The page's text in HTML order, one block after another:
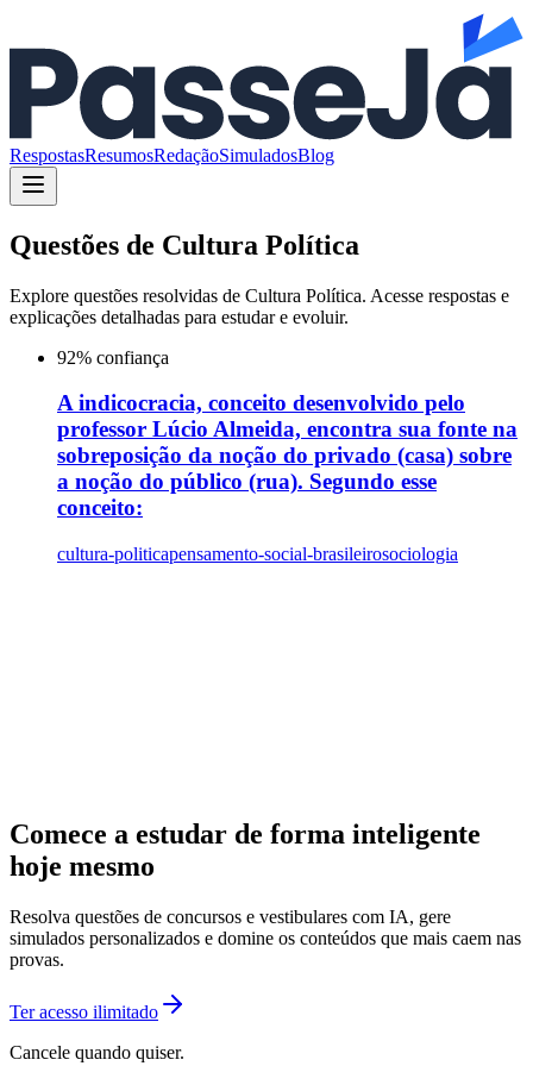
RespostasResumosRedaçãoSimuladosBlog
Questões de Cultura Política
Explore questões resolvidas de Cultura Política. Acesse respostas e
explicações detalhadas para estudar e evoluir.
92% confiança
A indicocracia, conceito desenvolvido pelo
professor Lúcio Almeida, encontra sua fonte na
sobreposição da noção do privado (casa) sobre
a noção do público (rua). Segundo esse
conceito:
cultura-politicapensamento-social-brasileirosociologia
Comece a estudar de forma inteligente
hoje mesmo
Resolva questões de concursos e vestibulares com IA, gere
simulados personalizados e domine os conteúdos que mais caem nas
provas.
Ter acesso ilimitado
Cancele quando quiser.